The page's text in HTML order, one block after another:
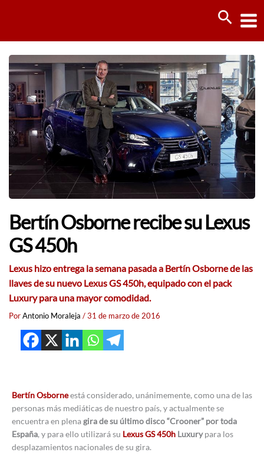
Bertín Osborne recibe su Lexus
GS 450h
Lexus hizo entrega la semana pasada a Bertín Osborne de las
llaves de su nuevo Lexus GS 450h, equipado con el pack
Luxury para una mayor comodidad.
PorAntonio Moraleja /31 de marzo de 2016
Bertín Osborneestá considerado, unánimemente, como una de las
personas más mediáticas de nuestro país, y actualmente se
encuentra en plenagira de su último disco “Crooner” por toda
España, y para ello utilizará su Lexus GS 450h Luxurypara los
desplazamientos nacionales de su gira.